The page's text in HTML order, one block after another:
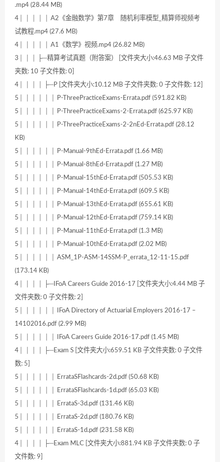
.mp4 (28.44 MB)
4│ │ │ │ │ A2《金融数学》第7章 随机利率模型_精算师视频考
试教程.mp4 (27.6 MB)
4│ │ │ │ │ A1《数学》视频.mp4 (26.82 MB)
3│ │ │ ├─精算考试真题（附答案） [文件夹大小:46.63 MB 子文件
夹数: 10 子文件数: 0]
4│ │ │ │ ├─P [文件夹大小:10.12 MB 子文件夹数: 0 子文件数: 12]
5│ │ │ │ │ │ P-ThreePracticeExams-Errata.pdf (591.82 KB)
5│ │ │ │ │ │ P-ThreePracticeExams-2-Errata.pdf (625.97 KB)
5│ │ │ │ │ │ P-ThreePracticeExams-2-2nEd-Errata.pdf (28.12
KB)
5│ │ │ │ │ │ P-Manual-9thEd-Errata.pdf (1.66 MB)
5│ │ │ │ │ │ P-Manual-8thEd-Errata.pdf (1.27 MB)
5│ │ │ │ │ │ P-Manual-15thEd-Errata.pdf (505.53 KB)
5│ │ │ │ │ │ P-Manual-14thEd-Errata.pdf (609.5 KB)
5│ │ │ │ │ │ P-Manual-13thEd-Errata.pdf (655.61 KB)
5│ │ │ │ │ │ P-Manual-12thEd-Errata.pdf (759.14 KB)
5│ │ │ │ │ │ P-Manual-11thEd-Errata.pdf (1.3 MB)
5│ │ │ │ │ │ P-Manual-10thEd-Errata.pdf (2.02 MB)
5│ │ │ │ │ │ ASM_1P-ASM-14SSM-P_errata_12-11-15.pdf
(173.14 KB)
4│ │ │ │ ├─IFoA Careers Guide 2016-17 [文件夹大小:4.44 MB 子
文件夹数: 0 子文件数: 2]
5│ │ │ │ │ │ IFoA Directory of Actuarial Employers 2016-17 –
14102016.pdf (2.99 MB)
5│ │ │ │ │ │ IFoA Careers Guide 2016-17.pdf (1.45 MB)
4│ │ │ │ ├─Exam S [文件夹大小:659.51 KB 子文件夹数: 0 子文件
数: 5]
5│ │ │ │ │ │ ErrataSFlashcards-2d.pdf (50.68 KB)
5│ │ │ │ │ │ ErrataSFlashcards-1d.pdf (65.03 KB)
5│ │ │ │ │ │ ErrataS-3d.pdf (131.46 KB)
5│ │ │ │ │ │ ErrataS-2d.pdf (180.76 KB)
5│ │ │ │ │ │ ErrataS-1d.pdf (231.58 KB)
4│ │ │ │ ├─Exam MLC [文件夹大小:881.94 KB 子文件夹数: 0 子
文件数: 9]